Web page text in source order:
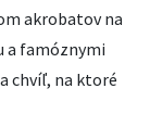
akrobatov na
a famóznymi
chvíľ, na ktoré